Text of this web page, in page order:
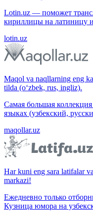
Lotin.uz — поможет
кириллицы на латиницу
lotin.uz
Maqol va naqllarning eng
tilda (o‘zbek, rus, ingliz).
Самая большая
языках (узбекский,
maqollar.uz
Har kuni eng sara latifalar
markazi!
Ежедневно только
Кузница юмора на